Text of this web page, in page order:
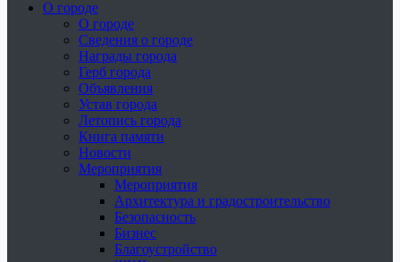
О городе
О городе
Сведения о городе
Награды города
Герб города
Объявления
Устав города
Летопись города
Книга памяти
Новости
Мероприятия
Мероприятия
Архитектура и градостроительство
Безопасность
Бизнес
Благоустройство